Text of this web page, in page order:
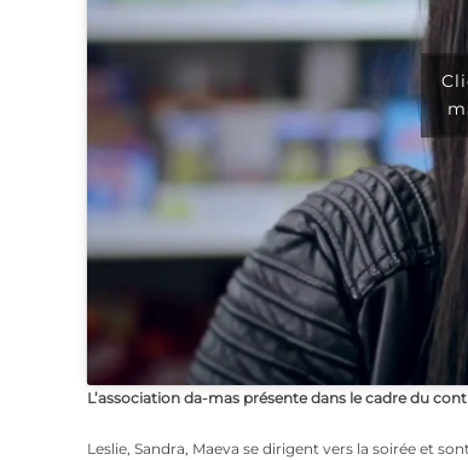
L’association da-mas présente dans le cadre du
Leslie, Sandra, Maeva se dirigent vers la soirée et